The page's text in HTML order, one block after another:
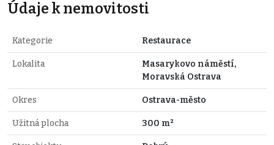
Údaje k nemovitosti
Kategorie Restaurace
Lokalita
Masarykovo náměstí,
Moravská Ostrava
Okres Ostrava-město
Užitná plocha 300 m²